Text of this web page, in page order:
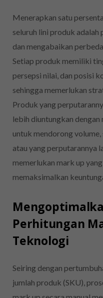
Menerapkan satu
seluruh lini produk
dan mengabaikan
Setiap produk memiliki
persepsi nilai, dan posisi
sehingga memerlukan
Produk yang
lebih diuntungkan
untuk mendorong
atau yang perputarannya
memerlukan mark up
memaksimalkan
Perhitungan
Teknologi
Seiring dengan
jumlah produk (SKU),